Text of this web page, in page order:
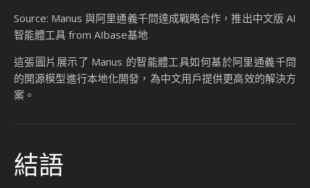
Source: Manus 與阿里通義千問達成戰略合作，推出中文版 AI
智能體工具 from AIbase基地
這張圖片展示了 Manus 的智能體工具如何基於阿里通義千問
的開源模型進行本地化開發，為中文用戶提供更高效的解決方
案。
結語